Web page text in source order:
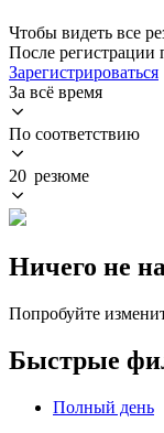
Чтобы видеть все
После
Зарегистрироваться
За всё время
По соответствию
20 резюме
Ничего не
Попробуйте
Быстрые
Полный день